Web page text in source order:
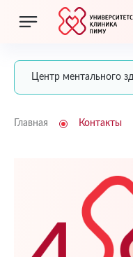
Центр ментального
Главная Контакты